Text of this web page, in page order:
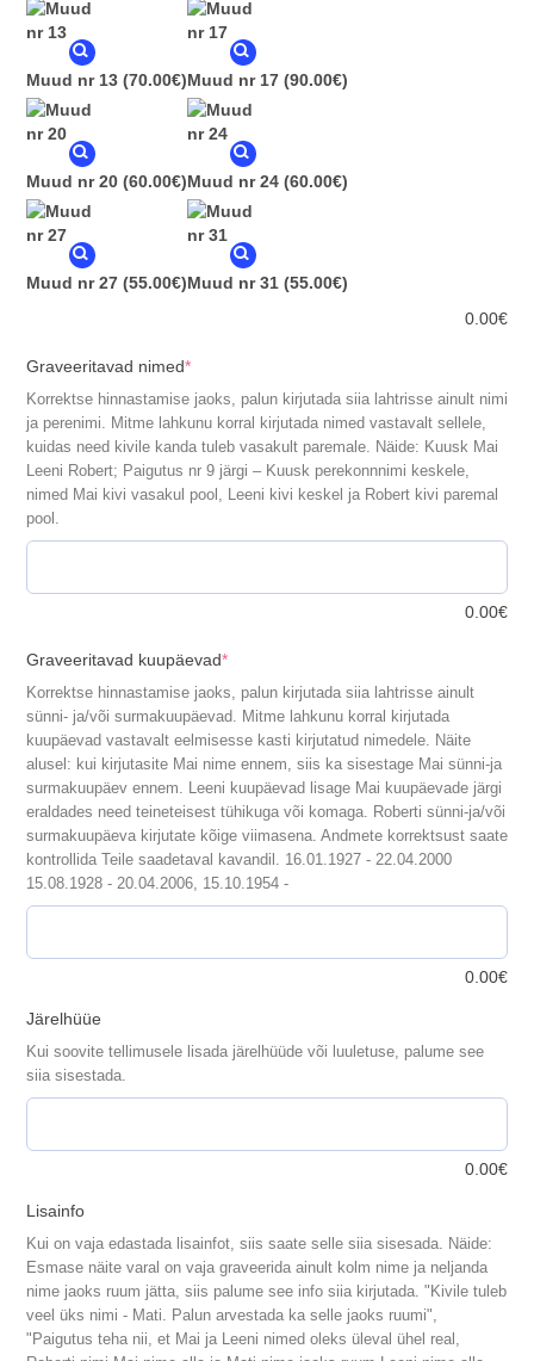
Muud nr 13 (70.00€)Muud nr 17 (90.00€)
Muud nr 20 (60.00€)Muud nr 24 (60.00€)
Muud nr 27 (55.00€)Muud nr 31 (55.00€)
0.00€
Graveeritavad nimed*(required)
Korrektse hinnastamise jaoks, palun kirjutada siia lahtrisse ainult nimi
ja perenimi. Mitme lahkunu korral kirjutada nimed vastavalt sellele,
kuidas need kivile kanda tuleb vasakult paremale. Näide: Kuusk Mai
Leeni Robert; Paigutus nr 9 järgi – Kuusk perekonnnimi keskele,
nimed Mai kivi vasakul pool, Leeni kivi keskel ja Robert kivi paremal
pool.
0.00€
Graveeritavad kuupäevad*(required)
Korrektse hinnastamise jaoks, palun kirjutada siia lahtrisse ainult
sünni- ja/või surmakuupäevad. Mitme lahkunu korral kirjutada
kuupäevad vastavalt eelmisesse kasti kirjutatud nimedele. Näite
alusel: kui kirjutasite Mai nime ennem, siis ka sisestage Mai sünni-ja
surmakuupäev ennem. Leeni kuupäevad lisage Mai kuupäevade järgi
eraldades need teineteisest tühikuga või komaga. Roberti sünni-ja/või
surmakuupäeva kirjutate kõige viimasena. Andmete korrektsust saate
kontrollida Teile saadetaval kavandil. 16.01.1927 - 22.04.2000
15.08.1928 - 20.04.2006, 15.10.1954 -
0.00€
Järelhüüe
Kui soovite tellimusele lisada järelhüüde või luuletuse, palume see
siia sisestada.
0.00€
Lisainfo
Kui on vaja edastada lisainfot, siis saate selle siia sisesada. Näide:
Esmase näite varal on vaja graveerida ainult kolm nime ja neljanda
nime jaoks ruum jätta, siis palume see info siia kirjutada. "Kivile tuleb
veel üks nimi - Mati. Palun arvestada ka selle jaoks ruumi",
"Paigutus teha nii, et Mai ja Leeni nimed oleks üleval ühel real,